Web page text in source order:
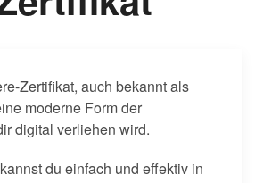
Zertifikat, auch bekannt als
moderne Form der
digital verliehen wird.
du einfach und effektiv in